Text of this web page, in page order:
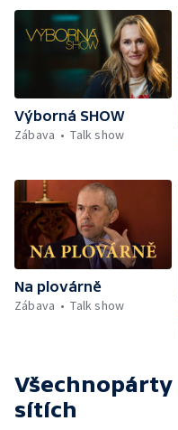
Výborná SHOW
Zábava
Talk show
Na plovárně
Zábava
Talk show
Všechnopárty
sítích